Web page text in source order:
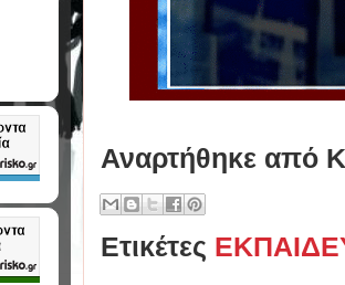
Αναρτήθηκε από
Ετικέτες